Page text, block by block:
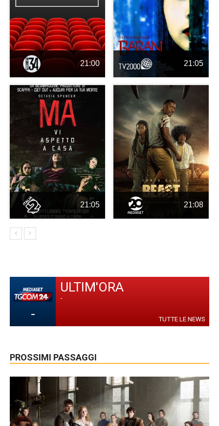
21:00 21:05
21:05 21:08
-
ULTIM'ORA
-
TUTTE LE NEWS
PROSSIMI PASSAGGI